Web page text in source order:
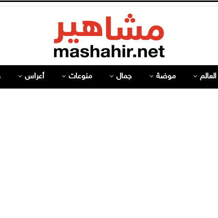
موضة جمال منوعات أعراس